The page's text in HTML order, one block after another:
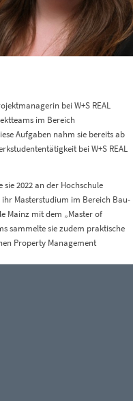
bei W+S REAL
im Bereich
Aufgaben nahm sie bereits ab
bei W+S REAL
2022 an der Hochschule
Masterstudium im Bereich Bau-
Mainz mit dem „Master of
sammelte sie zudem praktische
Property Management